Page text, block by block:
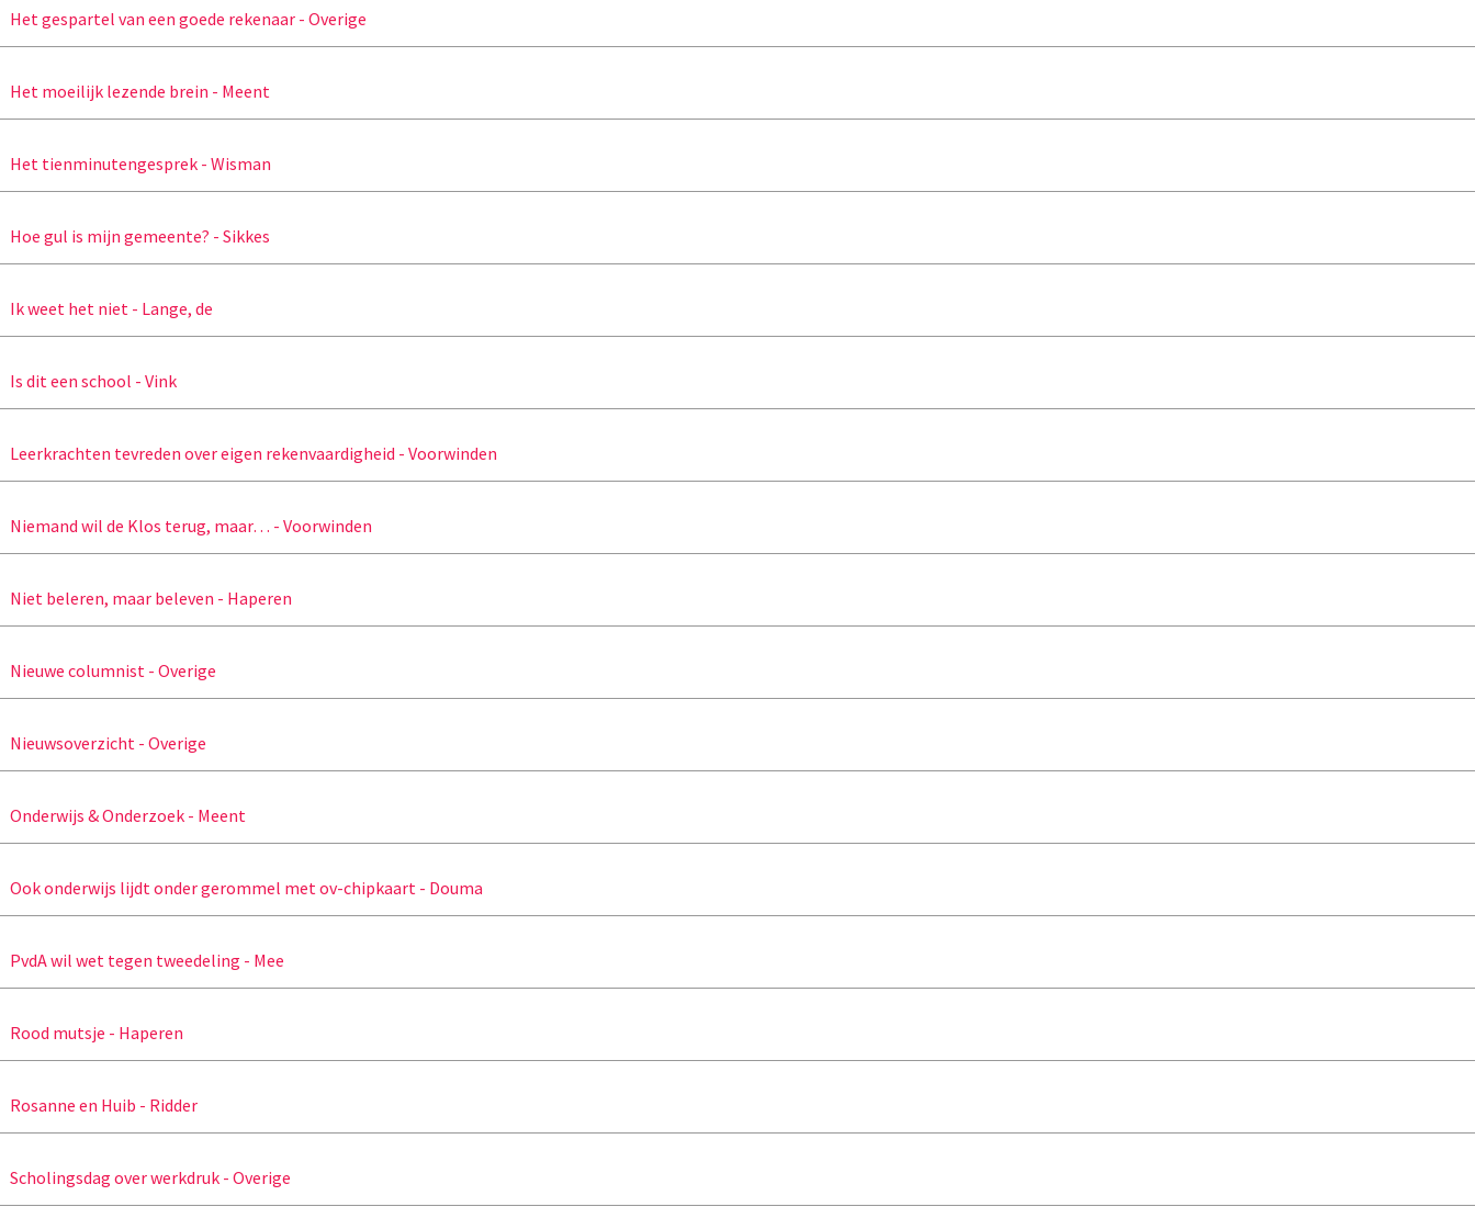
Het gespartel van een goede rekenaar - Overige
Het moeilijk lezende brein - Meent
Het tienminutengesprek - Wisman
Hoe gul is mijn gemeente? - Sikkes
Ik weet het niet - Lange, de
Is dit een school - Vink
Leerkrachten tevreden over eigen rekenvaardigheid - Voorwinden
Niemand wil de Klos terug, maar… - Voorwinden
Niet beleren, maar beleven - Haperen
Nieuwe columnist - Overige
Nieuwsoverzicht - Overige
Onderwijs & Onderzoek - Meent
Ook onderwijs lijdt onder gerommel met ov-chipkaart - Douma
PvdA wil wet tegen tweedeling - Mee
Rood mutsje - Haperen
Rosanne en Huib - Ridder
Scholingsdag over werkdruk - Overige